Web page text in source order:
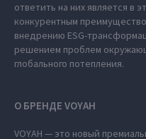
ответить на них является в
конкурентным
внедрению ESG-
решением проблем
глобального потепления.
О БРЕНДЕ VOYAH
VOYAH — это новый